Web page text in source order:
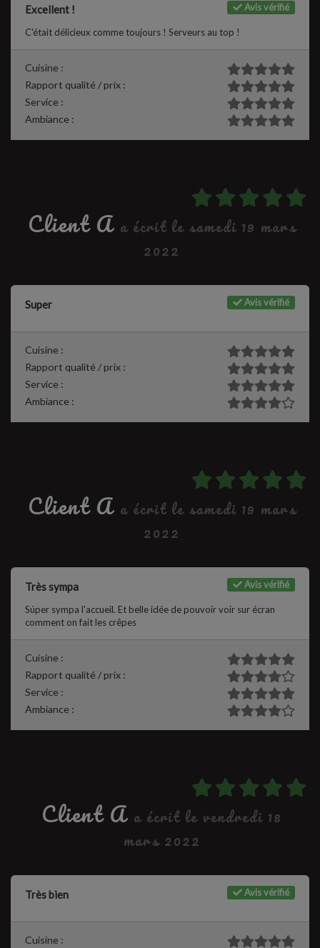
Avis vérifié
Excellent !
C'était délicieux comme toujours ! Serveurs au top !
Cuisine :
Rapport qualité / prix :
Service :
Ambiance :
Client A a écrit le samedi 19 mars
2022
Avis vérifié
Super
Cuisine :
Rapport qualité / prix :
Service :
Ambiance :
Client A a écrit le samedi 19 mars
2022
Avis vérifié
Très sympa
Súper sympa l'accueil. Et belle idée de pouvoir voir sur écran
comment on fait les crêpes
Cuisine :
Rapport qualité / prix :
Service :
Ambiance :
Client A a écrit le vendredi 18
mars 2022
Avis vérifié
Très bien
Cuisine :